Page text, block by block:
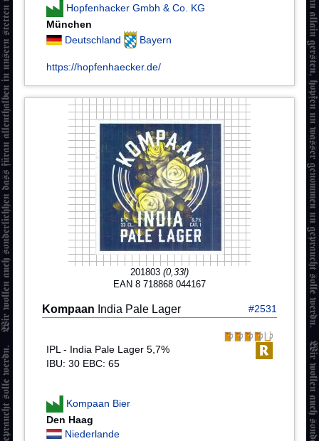
Hopfenhacker Gmbh & Co. KG
München
Deutschland
Bayern
https://hopfenhaecker.de/
201803 (0,33l)
EAN 8 718868 044167
Kompaan India Pale Lager #2531
IPL - India Pale Lager 5,7%
IBU: 30 EBC: 65
Kompaan Bier
Den Haag
Niederlande